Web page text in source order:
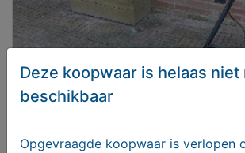
Deze koopwaar is helaas niet
beschikbaar
Opgevraagde koopwaar is verlopen